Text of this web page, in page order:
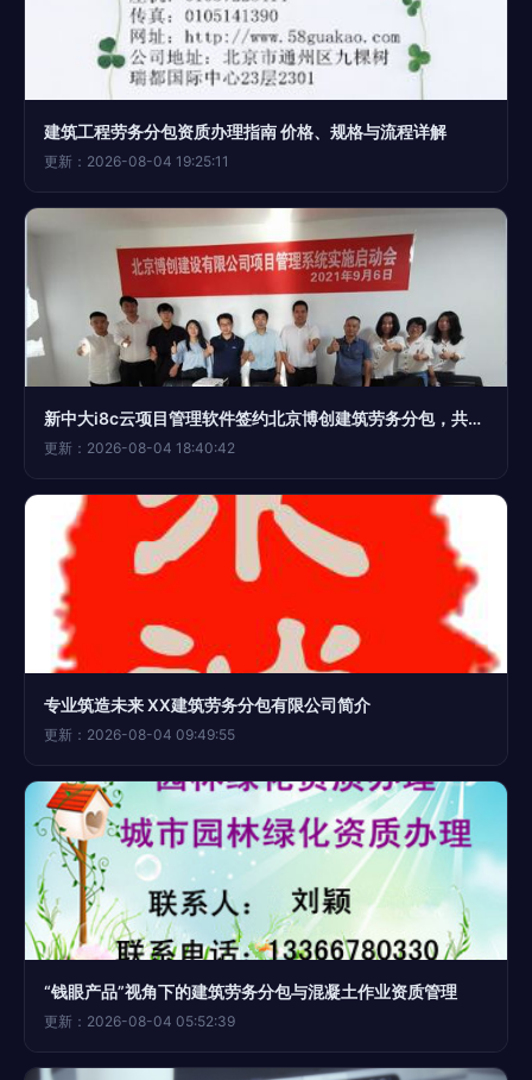
建筑工程劳务分包资质办理指南 价格、规格与流程详解
更新：2026-08-04 19:25:11
新中大i8c云项目管理软件签约北京博创建筑劳务分包，共筑数字化未来
更新：2026-08-04 18:40:42
专业筑造未来 XX建筑劳务分包有限公司简介
更新：2026-08-04 09:49:55
“钱眼产品”视角下的建筑劳务分包与混凝土作业资质管理
更新：2026-08-04 05:52:39